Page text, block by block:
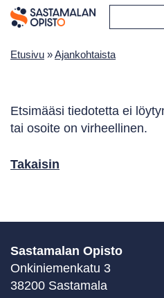
Etusivu »Ajankohtaista
Etsimääsi tiedotetta ei
tai osoite on virheellinen.
Takaisin
Sastamalan Opisto
Onkiniemenkatu 3
38200 Sastamala